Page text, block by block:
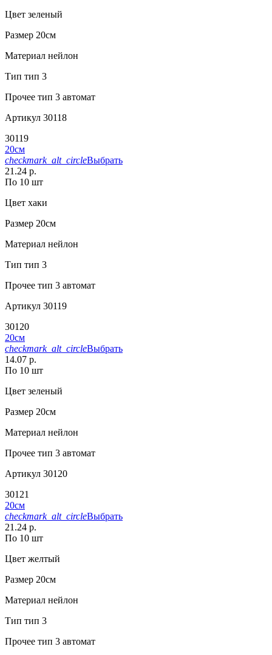
Цвет зеленый
Размер 20см
Материал нейлон
Тип тип 3
Прочее тип 3 автомат
Артикул 30118
30119
20см
checkmark_alt_circleВыбрать
21.24 р.
По 10 шт
Цвет хаки
Размер 20см
Материал нейлон
Тип тип 3
Прочее тип 3 автомат
Артикул 30119
30120
20см
checkmark_alt_circleВыбрать
14.07 р.
По 10 шт
Цвет зеленый
Размер 20см
Материал нейлон
Прочее тип 3 автомат
Артикул 30120
30121
20см
checkmark_alt_circleВыбрать
21.24 р.
По 10 шт
Цвет желтый
Размер 20см
Материал нейлон
Тип тип 3
Прочее тип 3 автомат